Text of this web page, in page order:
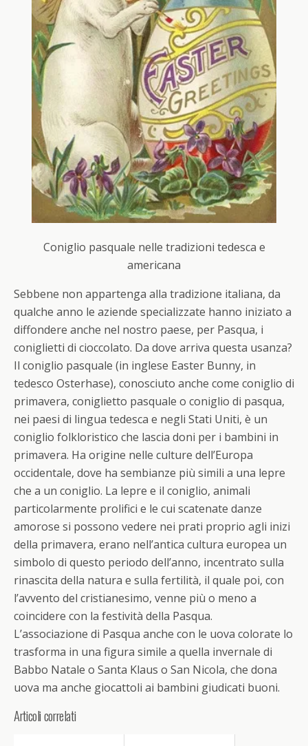
Coniglio pasquale nelle tradizioni tedesca e
americana
Sebbene non appartenga alla tradizione italiana, da
qualche anno le aziende specializzate hanno iniziato a
diffondere anche nel nostro paese, per Pasqua, i
coniglietti di cioccolato. Da dove arriva questa usanza?
Il coniglio pasquale (in inglese Easter Bunny, in
tedesco Osterhase), conosciuto anche come coniglio di
primavera, coniglietto pasquale o coniglio di pasqua,
nei paesi di lingua tedesca e negli Stati Uniti, è un
coniglio folkloristico che lascia doni per i bambini in
primavera. Ha origine nelle culture dell’Europa
occidentale, dove ha sembianze più simili a una lepre
che a un coniglio. La lepre e il coniglio, animali
particolarmente prolifici e le cui scatenate danze
amorose si possono vedere nei prati proprio agli inizi
della primavera, erano nell’antica cultura europea un
simbolo di questo periodo dell’anno, incentrato sulla
rinascita della natura e sulla fertilità, il quale poi, con
l’avvento del cristianesimo, venne più o meno a
coincidere con la festività della Pasqua.
L’associazione di Pasqua anche con le uova colorate lo
trasforma in una figura simile a quella invernale di
Babbo Natale o Santa Klaus o San Nicola, che dona
uova ma anche giocattoli ai bambini giudicati buoni.
Articoli correlati